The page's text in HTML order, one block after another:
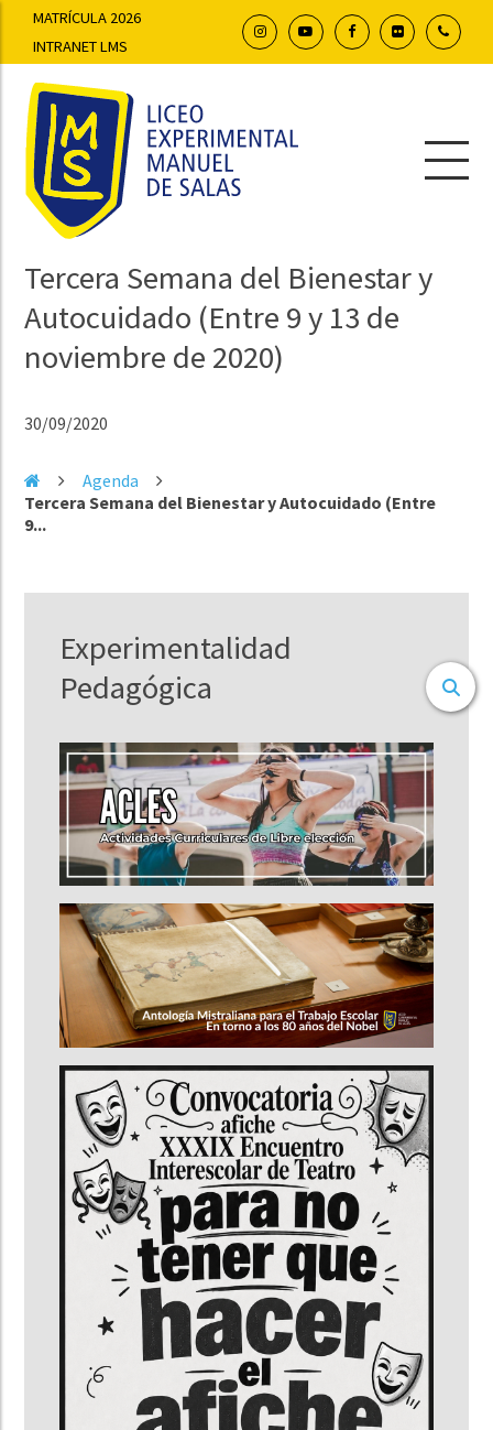
MATRÍCULA 2026
INTRANET LMS
Tercera Semana del Bienestar y
Autocuidado (Entre 9 y 13 de
noviembre de 2020)
30/09/2020
Agenda
Tercera Semana del Bienestar y Autocuidado (Entre
9...
Experimentalidad
Pedagógica